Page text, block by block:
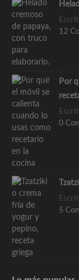
12
Por
0
5